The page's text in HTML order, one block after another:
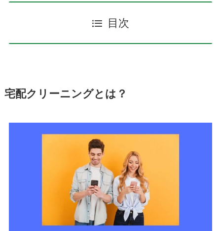
目次
宅配クリーニングとは？